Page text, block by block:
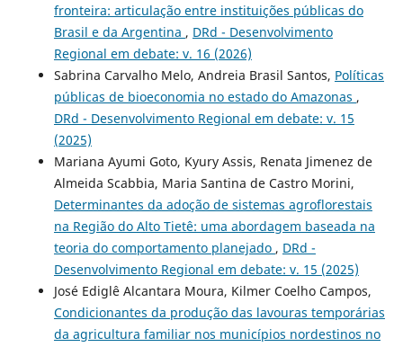
fronteira: articulação entre instituições públicas do
Brasil e da Argentina , DRd - Desenvolvimento
Regional em debate: v. 16 (2026)
Sabrina Carvalho Melo, Andreia Brasil Santos, Políticas
públicas de bioeconomia no estado do Amazonas ,
DRd - Desenvolvimento Regional em debate: v. 15
(2025)
Mariana Ayumi Goto, Kyury Assis, Renata Jimenez de
Almeida Scabbia, Maria Santina de Castro Morini,
Determinantes da adoção de sistemas agroflorestais
na Região do Alto Tietê: uma abordagem baseada na
teoria do comportamento planejado , DRd -
Desenvolvimento Regional em debate: v. 15 (2025)
José Ediglê Alcantara Moura, Kilmer Coelho Campos,
Condicionantes da produção das lavouras temporárias
da agricultura familiar nos municípios nordestinos no